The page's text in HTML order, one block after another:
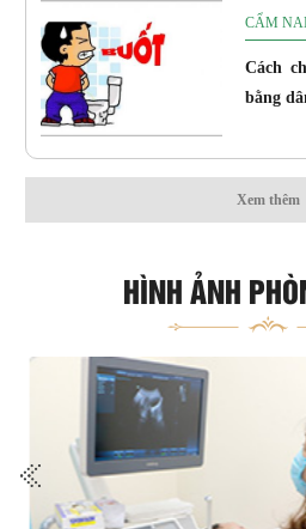
CẨM
Cách
bằng
Xem thêm
HÌNH ẢNH